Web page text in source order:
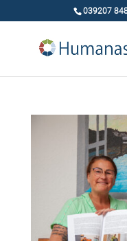
039207